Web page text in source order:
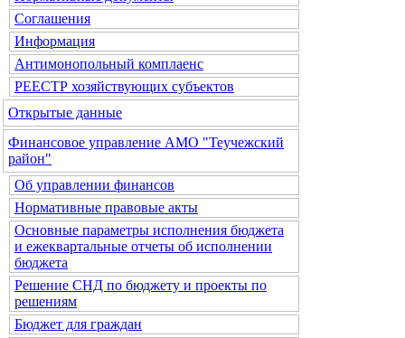
Соглашения
Информация
Антимонопольный комплаенс
РЕЕСТР хозяйствующих субъектов
Открытые данные
Финансовое управление АМО "Теучежский
район"
Об управлении финансов
Нормативные правовые акты
Основные параметры исполнения бюджета
и ежеквартальные отчеты об исполнении
бюджета
Решение СНД по бюджету и проекты по
решениям
Бюджет для граждан